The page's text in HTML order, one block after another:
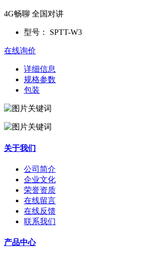
4G畅聊 全国对讲
型号： SPTT-W3
在线询价
详细信息
规格参数
包装
关于我们
公司简介
企业文化
荣誉资质
在线留言
在线反馈
联系我们
产品中心